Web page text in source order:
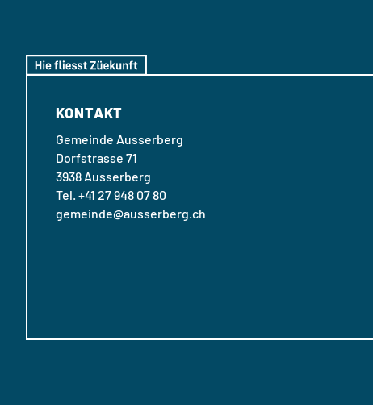
KONTAKT
Gemeinde Ausserberg
Dorfstrasse 71
3938 Ausserberg
Tel. +41 27 948 07 80
gemeinde@ausserberg.ch